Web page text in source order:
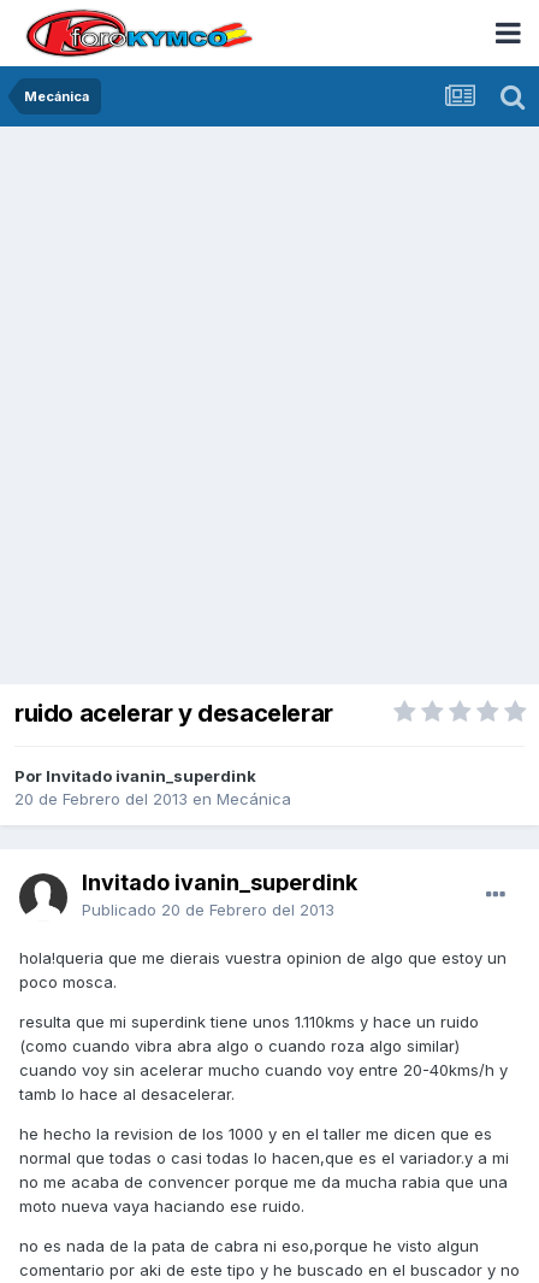
Mecánica
ruido acelerar y desacelerar
Por Invitado ivanin_superdink
20 de Febrero del 2013 en Mecánica
Invitado ivanin_superdink
Publicado 20 de Febrero del 2013
hola!queria que me dierais vuestra opinion de algo que estoy un
poco mosca.
resulta que mi superdink tiene unos 1.110kms y hace un ruido
(como cuando vibra abra algo o cuando roza algo similar)
cuando voy sin acelerar mucho cuando voy entre 20-40kms/h y
tamb lo hace al desacelerar.
he hecho la revision de los 1000 y en el taller me dicen que es
normal que todas o casi todas lo hacen,que es el variador.y a mi
no me acaba de convencer porque me da mucha rabia que una
moto nueva vaya haciando ese ruido.
no es nada de la pata de cabra ni eso,porque he visto algun
comentario por aki de este tipo y he buscado en el buscador y no